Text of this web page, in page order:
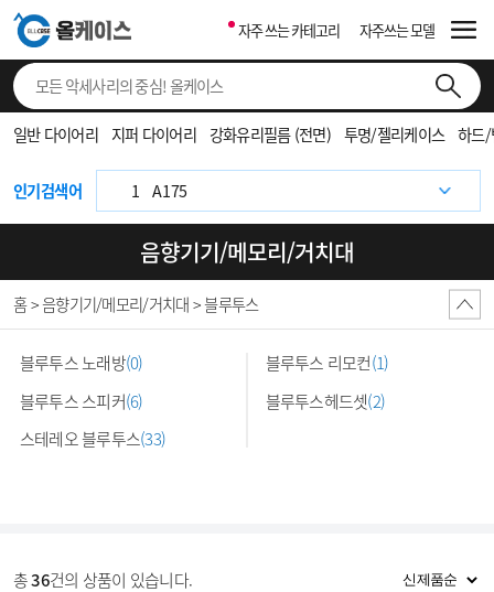
자주 쓰는 카테고리 자주쓰는 모델
일반 다이어리 지퍼 다이어리 강화유리필름 (전면) 투명/젤리케이스 하드/
인기검색어
1 S937
1
F971
1
A175
1 F976
S931
1 F776
1
1
971
음향기기/메모리/거치대
홈 > 음향기기/메모리/거치대 > 블루투스
블루투스 노래방(0) 블루투스 리모컨(1)
블루투스 스피커(6) 블루투스헤드셋(2)
스테레오 블루투스(33)
총36건의 상품이 있습니다.